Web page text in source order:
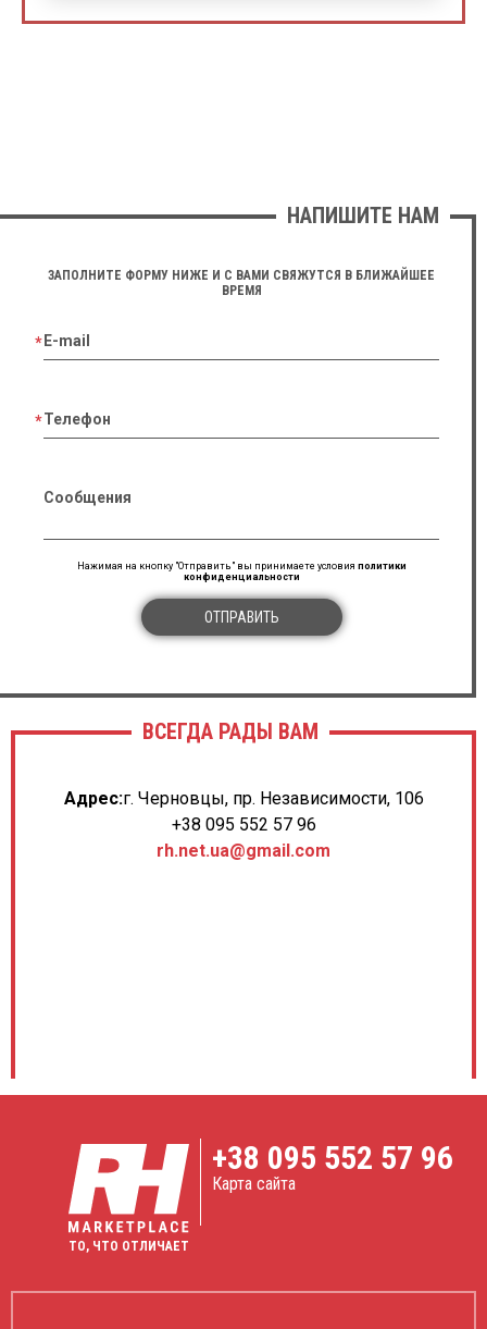
НАПИШИТЕ НАМ
ЗАПОЛНИТЕ ФОРМУ НИЖЕ И С ВАМИ СВЯЖУТСЯ В БЛИЖАЙШЕЕ
ВРЕМЯ
E-mail
Телефон
Сообщения
Нажимая на кнопку "Отправить" вы принимаете условия политики
конфиденциальности
ОТПРАВИТЬ
ВСЕГДА РАДЫ ВАМ
Адрес:г. Черновцы, пр. Независимости, 106
+38 095 552 57 96
rh.net.ua@gmail.com
ТО, ЧТО ОТЛИЧАЕТ
+38 095 552 57 96
Карта сайта